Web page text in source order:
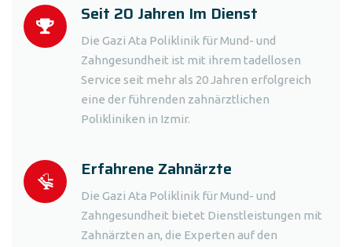
Seit 20 Jahren Im Dienst
Die Gazi Ata Poliklinik für Mund- und
Zahngesundheit ist mit ihrem tadellosen
Service seit mehr als 20 Jahren erfolgreich
eine der führenden zahnärztlichen
Polikliniken in Izmir.
Erfahrene Zahnärzte
Die Gazi Ata Poliklinik für Mund- und
Zahngesundheit bietet Dienstleistungen mit
Zahnärzten an, die Experten auf den